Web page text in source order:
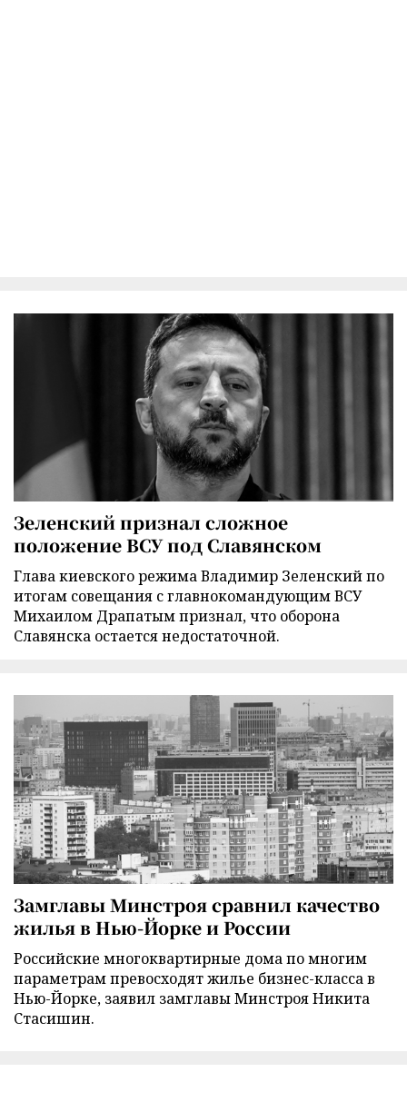
Зеленский признал сложное
положение ВСУ под Славянском
Глава киевского режима Владимир Зеленский по
итогам совещания с главнокомандующим ВСУ
Михаилом Драпатым признал, что оборона
Славянска остается недостаточной.
Замглавы Минстроя сравнил качество
жилья в Нью-Йорке и России
Российские многоквартирные дома по многим
параметрам превосходят жилье бизнес-класса в
Нью-Йорке, заявил замглавы Минстроя Никита
Стасишин.